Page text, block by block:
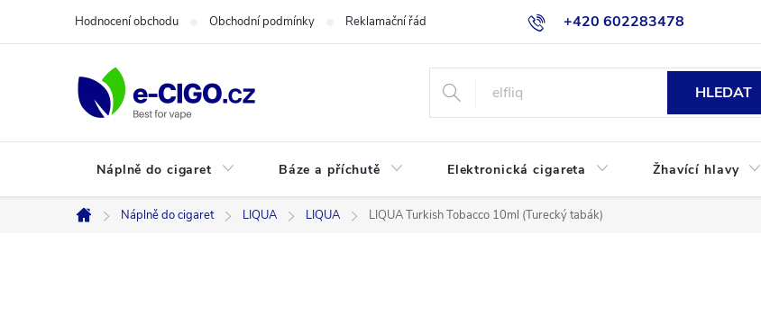
+420 602283478
Hodnocení obchodu Obchodní podmínky Reklamační řád Jak nakupovat
HLEDAT
Náplně do cigaret Báze a příchutě Elektronická cigareta Žhavící hlavy
Domů
Náplně do cigaret LIQUA LIQUA LIQUA Turkish Tobacco 10ml (Turecký tabák)